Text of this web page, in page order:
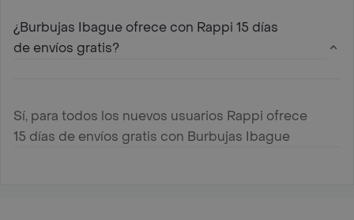
¿Burbujas Ibague ofrece con Rappi 15 días
de envíos gratis?
Sí, para todos los nuevos usuarios Rappi ofrece
15 días de envíos gratis con Burbujas Ibague